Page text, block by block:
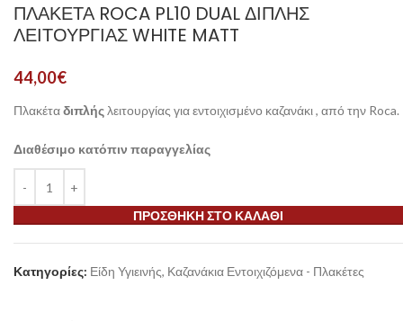
ΠΛΑΚΈΤΑ ROCA PL10 DUAL ΔΙΠΛΉΣ
ΛΕΙΤΟΥΡΓΊΑΣ WHITE MATT
44,00€
Πλακέταδιπλήςλειτουργίας για εντοιχισμένο καζανάκι , από την Roca.
Διαθέσιμο κατόπιν παραγγελίας
ΠΡΟΣΘΉΚΗ ΣΤΟ ΚΑΛΆΘΙ
Κατηγορίες: Είδη Υγιεινής, Καζανάκια Εντοιχιζόμενα - Πλακέτες